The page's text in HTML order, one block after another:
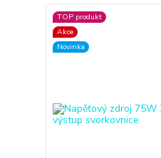
TOP produkt
Akce
Novinka